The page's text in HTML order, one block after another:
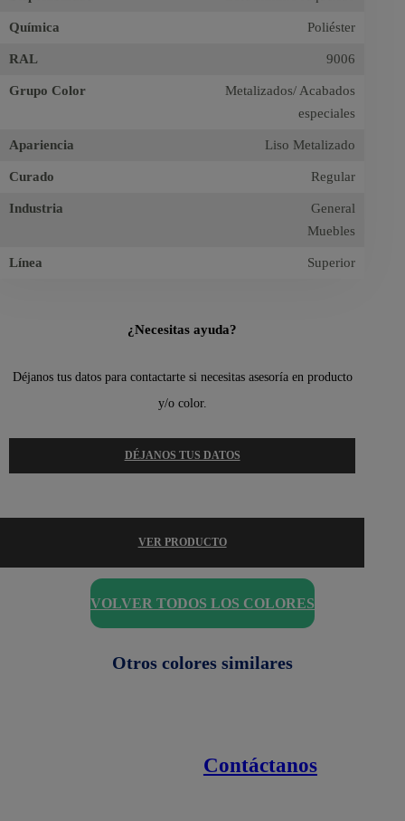
Química Poliéster
RAL 9006
Grupo Color
Metalizados/ Acabados
especiales
Apariencia Liso Metalizado
Curado Regular
Industria
General
Muebles
Línea Superior
¿Necesitas ayuda?
Déjanos tus datos para contactarte si necesitas asesoría en producto
y/o color.
DÉJANOS TUS DATOS
VER PRODUCTO
VOLVER TODOS LOS COLORES
Otros colores similares
Contáctanos